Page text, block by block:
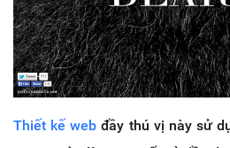
Thiết kế web đầy thú vị này sử